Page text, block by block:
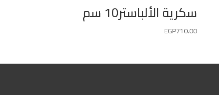
سكرية الألباستر10 سم
EGP710.00